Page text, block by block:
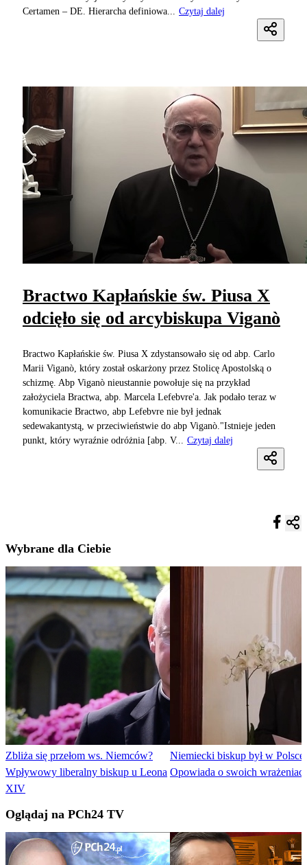
Certamen – DE. Hierarcha definiowa...
Czytaj dalej
Bractwo Kapłańskie św. Piusa X
odcięło się od arcybiskupa Viganò
Bractwo Kapłańskie św. Piusa X zdystansowało się od abp. Carlo
Marii Viganò, który został oskarżony przez Stolicę Apostolską o
schizmę. Abp Viganò nieustannie powołuje się na przykład
założyciela Bractwa, abp. Marcela Lefebvre'a. Jak podało teraz w
komunikacie Bractwo, abp Lefebvre nie był jednak
sedewakantystą, w przeciwieństwie do abp Viganò."Istnieje jeden
punkt, który wyraźnie odróżnia [abp. V... Czytaj dalej
Wybrane dla Ciebie
Zbliża się przełom ws. Niemców?
Wpływowy liberalny biskup u Leona
XIV
Niemiecki biskup był w Polsce.
Opowiada o swoich
Oglądaj na PCh24 TV